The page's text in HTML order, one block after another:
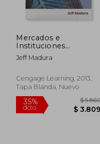
Mercados e
Instituciones
Financieras
Jeff Madura
Cengage Learning, 2013,
Tapa Blanda, Nuevo